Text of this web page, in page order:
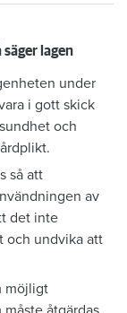
lagen
under
i gott skick
och
så att
av
det inte
och undvika att
möjligt